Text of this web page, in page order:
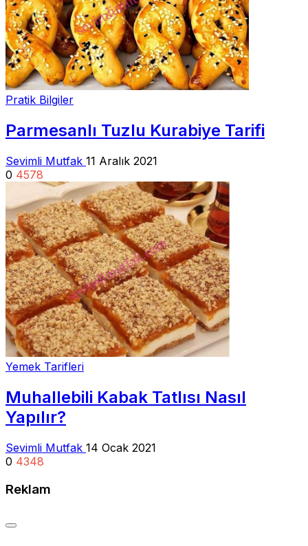
Pratik Bilgiler
Parmesanlı Tuzlu Kurabiye Tarifi
Sevimli Mutfak 11 Aralık 2021
0 4578
Yemek Tarifleri
Muhallebili Kabak Tatlısı Nasıl
Yapılır?
Sevimli Mutfak 14 Ocak 2021
0 4348
Reklam